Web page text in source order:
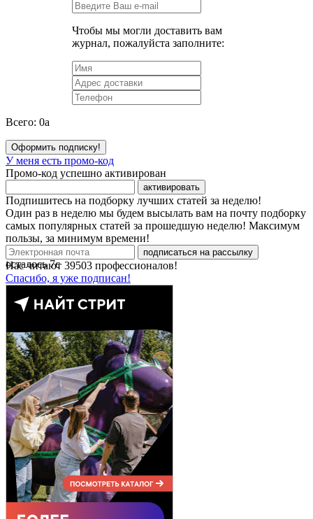
Чтобы мы могли доставить вам
журнал, пожалуйста заполните:
Всего: 0a
Оформить подписку!
У меня есть промо-код
Промо-код успешно активирован
активировать
Подпишитесь на подборку лучших статей за неделю!
Один раз в неделю мы будем высылать вам на почту подборку
самых популярных статей за прошедшую неделю! Максимум
пользы, за минимум времени!
подписаться на рассылку
Нас читают 39503 профессионалов!
Спасибо, я уже подписан!
осталось7с